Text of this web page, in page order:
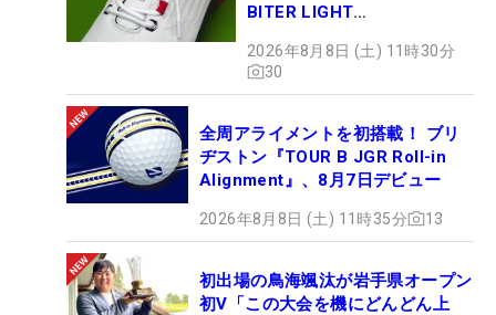
BITER LIGHT
ュー
2026年8月8日 (土) 11時30分
30
全周アライメントを初搭載！ ブリ
ヂストン『TOUR B JGR Roll-in
Alignment』、8月7日デビュー
2026年8月8日 (土) 11時35分 13
初出場の鳥海颯汰が岩手県オープン
初V「この大会を機にどんどん上